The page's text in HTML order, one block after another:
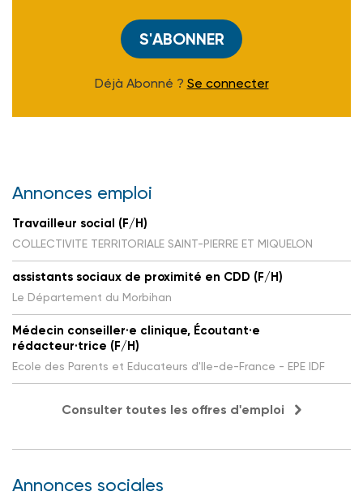
S'ABONNER
Déjà Abonné ? Se connecter
Annonces emploi
Travailleur social (F/H)
COLLECTIVITE TERRITORIALE SAINT-PIERRE ET MIQUELON
assistants sociaux de proximité en CDD (F/H)
Le Département du Morbihan
Médecin conseiller·e clinique, Écoutant·e
rédacteur·trice (F/H)
Ecole des Parents et Educateurs d'Ile-de-France - EPE IDF
Consulter toutes les offres d'emploi
Annonces sociales